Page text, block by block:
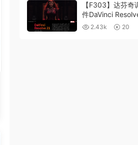
【F303】达芬奇
件DaVinci
Studio21.0.3 中文
2.43k 20